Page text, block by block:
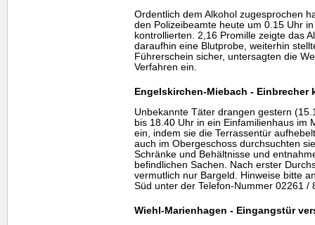
Ordentlich dem Alkohol zugesprochen
den Polizeibeamte heute um 0.15 Uhr
kontrollierten. 2,16 Promille zeigte das
daraufhin eine Blutprobe, weiterhin
Führerschein sicher, untersagten die
Verfahren ein.
Engelskirchen-Miebach - Einbrecher
Unbekannte Täter drangen gestern
bis 18.40 Uhr in ein Einfamilienhaus im
ein, indem sie die Terrassentür
auch im Obergeschoss durchsuchten
Schränke und Behältnisse und
befindlichen Sachen. Nach erster
vermutlich nur Bargeld. Hinweise bitte
Süd unter der Telefon-Nummer 02261 /
Wiehl-Marienhagen - Eingangstür